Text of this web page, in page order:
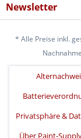
Newsletter
* Alle Preise inkl.
Privatsphäre &
Über Paint-